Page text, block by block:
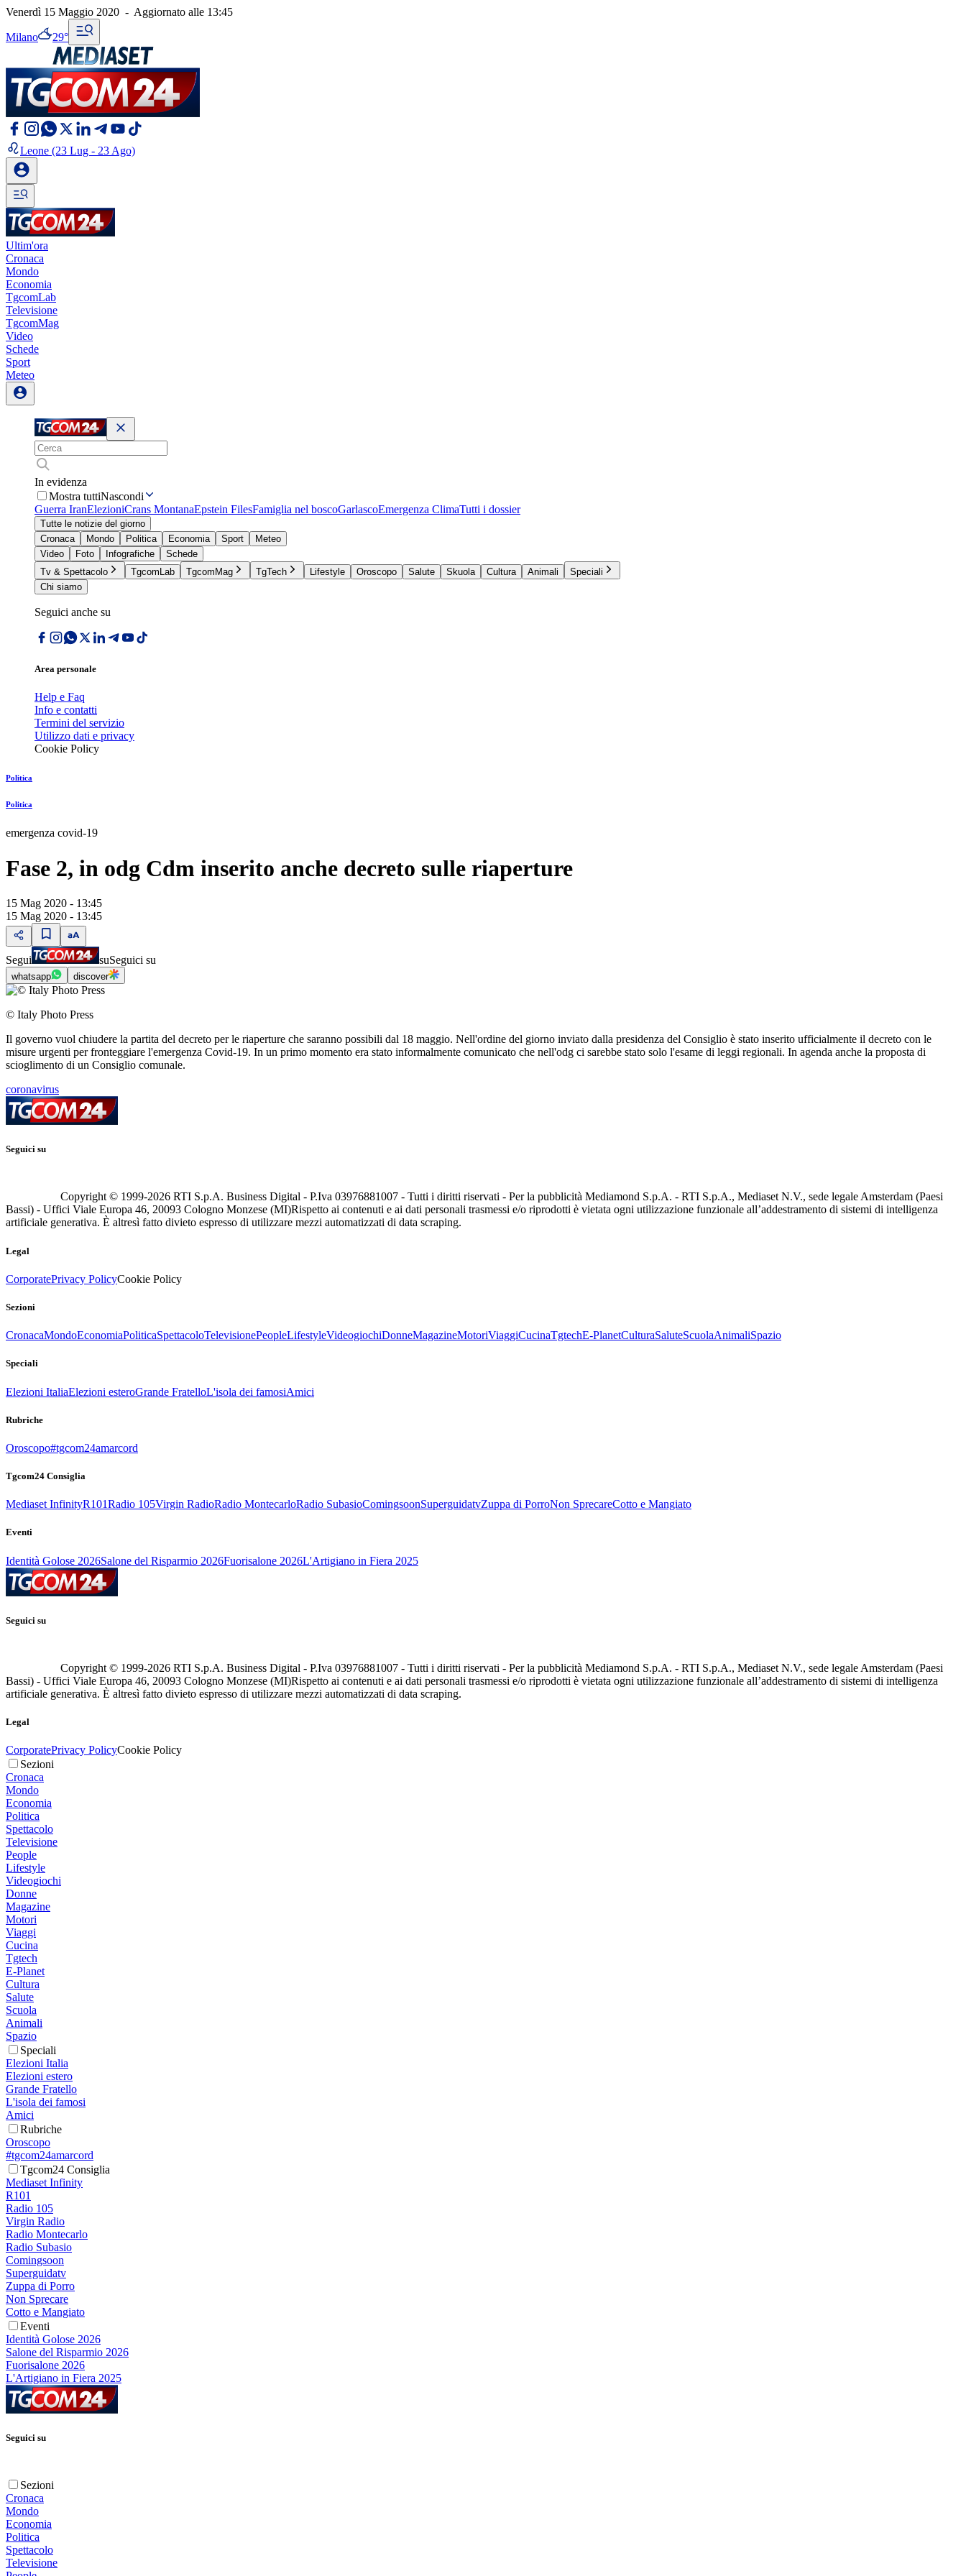
Venerdì 15 Maggio 2020 - Aggiornato alle 13:45
Milano 29°
Leone (23 Lug - 23 Ago)
Ultim'ora
Cronaca
Mondo
Economia
TgcomLab
Televisione
TgcomMag
Video
Schede
Sport
Meteo
In evidenza
Mostra tuttiNascondi
Guerra IranElezioniCrans MontanaEpstein FilesFamiglia nel boscoGarlascoEmergenza ClimaTutti i dossier
Tutte le notizie del giorno
Cronaca
Mondo Politica Economia Sport
Meteo
Video
Foto Infografiche
Schede
Tv & Spettacolo
TgcomLab TgcomMag TgTech Lifestyle Oroscopo Salute Skuola Cultura Animali
Speciali
Chi siamo
Seguici anche su
Area personale
Help e Faq
Info e contatti
Termini del servizio
Utilizzo dati e privacy
Cookie Policy
Politica
Politica
emergenza covid-19
Fase 2, in odg Cdm inserito anche decreto sulle riaperture
15 Mag 2020 - 13:45
15 Mag 2020 - 13:45
Segui suSeguici su
whatsapp discover
© Italy Photo Press
Il governo vuol chiudere la partita del decreto per le riaperture che saranno possibili dal 18 maggio. Nell'ordine del giorno inviato dalla presidenza del Consiglio è stato inserito ufficialmente il decreto con le
misure urgenti per fronteggiare l'emergenza Covid-19. In un primo momento era stato informalmente comunicato che nell'odg ci sarebbe stato solo l'esame di leggi regionali. In agenda anche la proposta di
scioglimento di un Consiglio comunale.
coronavirus
Seguici su
Copyright © 1999-2026 RTI S.p.A. Business Digital - P.Iva 03976881007 - Tutti i diritti riservati - Per la pubblicità Mediamond S.p.A. - RTI S.p.A., Mediaset N.V., sede legale Amsterdam (Paesi
Bassi) - Uffici Viale Europa 46, 20093 Cologno Monzese (MI)Rispetto ai contenuti e ai dati personali trasmessi e/o riprodotti è vietata ogni utilizzazione funzionale all’addestramento di sistemi di intelligenza
artificiale generativa. È altresì fatto divieto espresso di utilizzare mezzi automatizzati di data scraping.
Legal
CorporatePrivacy PolicyCookie Policy
Sezioni
CronacaMondoEconomiaPoliticaSpettacoloTelevisionePeopleLifestyleVideogiochiDonneMagazineMotoriViaggiCucinaTgtechE-PlanetCulturaSaluteScuolaAnimaliSpazio
Speciali
Elezioni ItaliaElezioni esteroGrande FratelloL'isola dei famosiAmici
Rubriche
Oroscopo#tgcom24amarcord
Tgcom24 Consiglia
Mediaset InfinityR101Radio 105Virgin RadioRadio MontecarloRadio SubasioComingsoonSuperguidatvZuppa di PorroNon SprecareCotto e Mangiato
Eventi
Identità Golose 2026Salone del Risparmio 2026Fuorisalone 2026L'Artigiano in Fiera 2025
Seguici su
Copyright © 1999-2026 RTI S.p.A. Business Digital - P.Iva 03976881007 - Tutti i diritti riservati - Per la pubblicità Mediamond S.p.A. - RTI S.p.A., Mediaset N.V., sede legale Amsterdam (Paesi
Bassi) - Uffici Viale Europa 46, 20093 Cologno Monzese (MI)Rispetto ai contenuti e ai dati personali trasmessi e/o riprodotti è vietata ogni utilizzazione funzionale all’addestramento di sistemi di intelligenza
artificiale generativa. È altresì fatto divieto espresso di utilizzare mezzi automatizzati di data scraping.
Legal
CorporatePrivacy PolicyCookie Policy
Sezioni
Cronaca
Mondo
Economia
Politica
Spettacolo
Televisione
People
Lifestyle
Videogiochi
Donne
Magazine
Motori
Viaggi
Cucina
Tgtech
E-Planet
Cultura
Salute
Scuola
Animali
Spazio
Speciali
Elezioni Italia
Elezioni estero
Grande Fratello
L'isola dei famosi
Amici
Rubriche
Oroscopo
#tgcom24amarcord
Tgcom24 Consiglia
Mediaset Infinity
R101
Radio 105
Virgin Radio
Radio Montecarlo
Radio Subasio
Comingsoon
Superguidatv
Zuppa di Porro
Non Sprecare
Cotto e Mangiato
Eventi
Identità Golose 2026
Salone del Risparmio 2026
Fuorisalone 2026
L'Artigiano in Fiera 2025
Seguici su
Sezioni
Cronaca
Mondo
Economia
Politica
Spettacolo
Televisione